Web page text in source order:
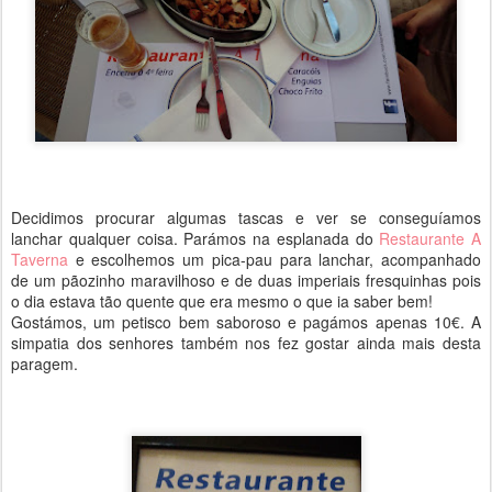
Decidimos procurar algumas tascas e ver se conseguíamos
lanchar qualquer coisa. Parámos na esplanada do Restaurante A
Taverna e escolhemos um pica-pau para lanchar, acompanhado
de um pãozinho maravilhoso e de duas imperiais fresquinhas pois
o dia estava tão quente que era mesmo o que ia saber bem!
Gostámos, um petisco bem saboroso e pagámos apenas 10€. A
simpatia dos senhores também nos fez gostar ainda mais desta
paragem.